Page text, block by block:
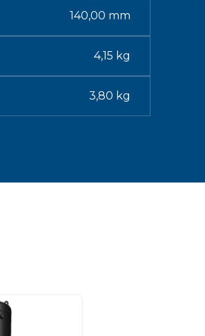
140,00 mm
4,15 kg
3,80 kg